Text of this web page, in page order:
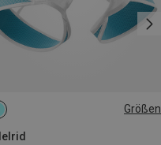
Größen
67-82CM
78-93CM